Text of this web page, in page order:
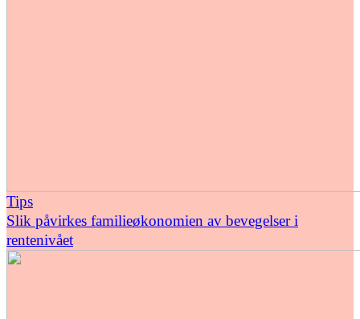
Tips
Slik påvirkes familieøkonomien av bevegelser i
rentenivået